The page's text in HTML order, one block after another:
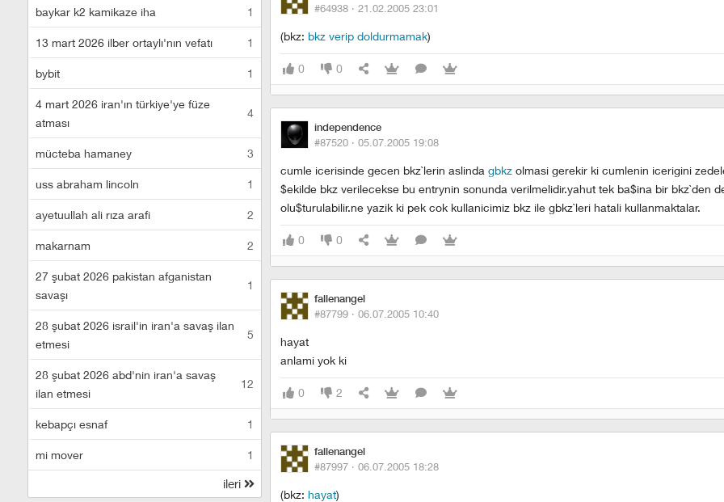
baykar k2 kamikaze iha 1
13 mart 2026 ilber ortaylı'nın vefatı 1
bybit 1
4 mart 2026 iran'ın türkiye'ye füze
atması
4
mücteba hamaney 3
uss abraham lincoln 1
ayetuullah ali rıza arafi 2
makarnam 2
27 şubat 2026 pakistan afganistan
savaşı
1
28 şubat 2026 israil'in iran'a savaş ilan
etmesi
5
28 şubat 2026 abd'nin iran'a savaş
ilan etmesi
12
kebapçı esnaf 1
mi mover 1
ileri
#64938 · 21.02.2005 23:01
(bkz: bkz verip doldurmamak)
0 0
independence
#87520 · 05.07.2005 19:08
cumle icerisinde gecen bkz`lerin aslinda gbkz olmasi gerekir ki cumlenin icerigini
$ekilde bkz verilecekse bu entrynin sonunda verilmelidir.yahut tek ba$ina bir bkz`den
olu$turulabilir.ne yazik ki pek cok kullanicimiz bkz ile gbkz`leri hatali kullanmaktalar.
0 0
fallenangel
#87799 · 06.07.2005 10:40
hayat
anlami yok ki
0 2
fallenangel
#87997 · 06.07.2005 18:28
(bkz: hayat)